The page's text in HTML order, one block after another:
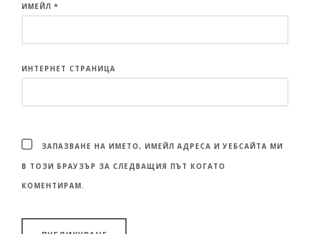
ИМЕЙЛ*
ИНТЕРНЕТ СТРАНИЦА
ЗАПАЗВАНЕ НА ИМЕТО, ИМЕЙЛ АДРЕСА И УЕБСАЙТА МИ
В ТОЗИ БРАУЗЪР ЗА СЛЕДВАЩИЯ ПЪТ КОГАТО
КОМЕНТИРАМ.